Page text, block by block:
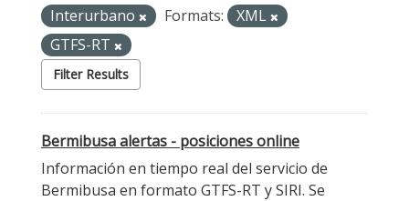
Interurbano
Formats:
XML
GTFS-RT
Filter Results
Bermibusa alertas - posiciones online
Información en tiempo real del servicio de
Bermibusa en formato GTFS-RT y SIRI. Se